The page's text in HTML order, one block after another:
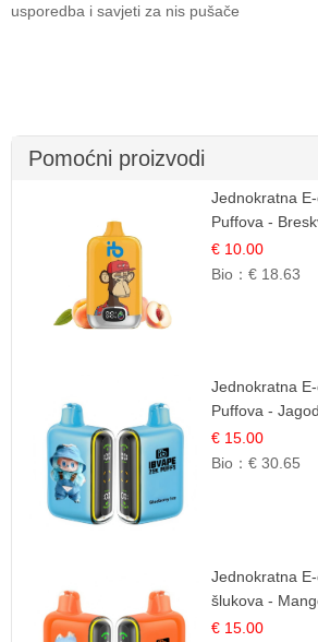
usporedba i savjeti za nis pušače
Pomoćni proizvodi
Jednokratna
Puffova -
Osježavajuća
€ 10.00
Bio：€ 18.63
Jednokratna
Puffova -
Kremasta
€ 15.00
Bio：€ 30.65
Jednokratna
šlukova -
Egzotična
€ 15.00